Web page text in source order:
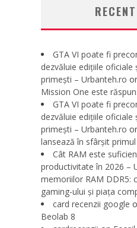
GTA VI poate fi
dezvăluie edițiile oficiale
primești – Urbanteh.ro
Mission One este
GTA VI poate fi
dezvăluie edițiile oficiale
primești – Urbanteh.ro
lansează în sfârșit
Cât RAM este
productivitate în 2026 –
memoriilor RAM DDR5:
gaming-ului și piața
card recenzii google
Beolab 8